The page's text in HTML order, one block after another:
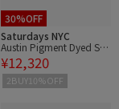
30%OFF
Saturdays NYC
Austin Pigment Dyed Sw
eat Short Pant
¥12,320
2BUY10%OFF